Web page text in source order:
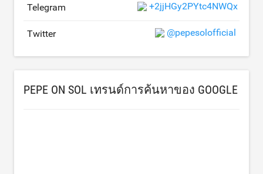
Telegram +2jjHGy2PYtc4NWQx
Twitter @pepesolofficial
PEPE ON SOL เทรนด์การค้นหาของ GOOGLE